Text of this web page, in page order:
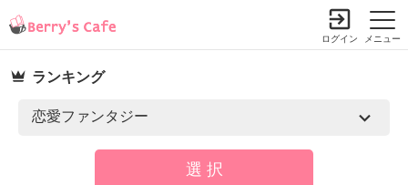
メニュー
ログイン
ランキング